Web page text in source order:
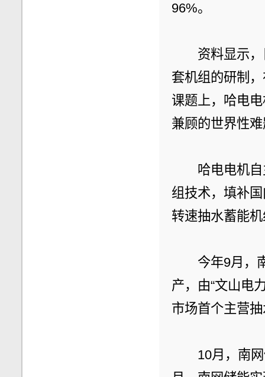
96%。
资料显示，
套机组的研制，
课题上，哈电
兼顾的世界性
哈电电机自主
组技术，填补
转速抽水蓄能
今年9月，南
产，由“文山电
市场首个主营
10月，南网